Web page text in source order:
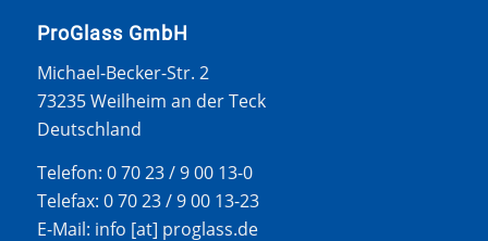
ProGlass GmbH
Michael-Becker-Str. 2
73235 Weilheim an der Teck
Deutschland
Telefon: 0 70 23 / 9 00 13-0
Telefax: 0 70 23 / 9 00 13-23
E-Mail: info [at] proglass.de